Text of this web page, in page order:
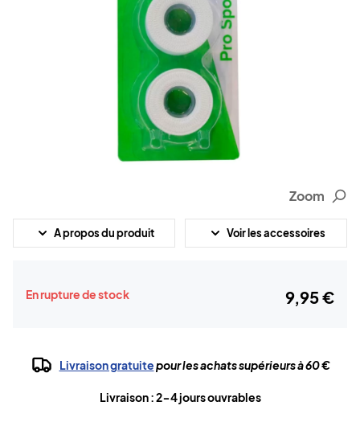
Zoom
A propos du produit Voir les accessoires
En rupture de stock 9,95 €
Livraison gratuitepour les achats supérieurs à 60 €
Livraison : 2-4 jours ouvrables